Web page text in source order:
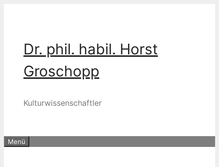
Dr. phil. habil. Horst
Groschopp
Kulturwissenschaftler
Menü